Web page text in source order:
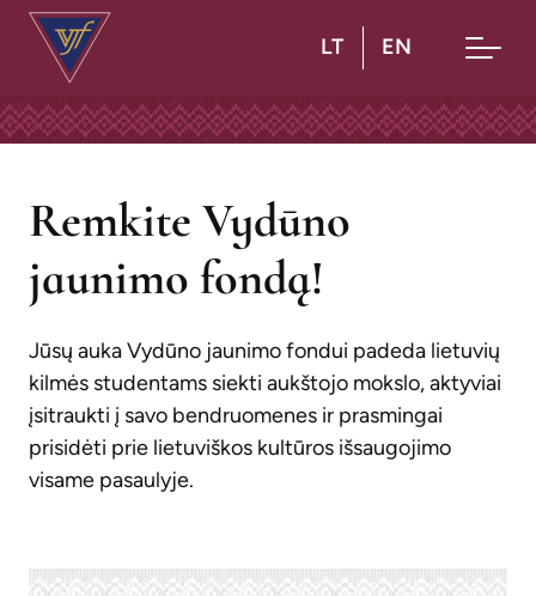
Pagrindinis
Apie mus
Kontaktai
LT EN
Remkite Vydūno
jaunimo fondą!
Jūsų auka Vydūno jaunimo fondui padeda lietuvių
kilmės studentams siekti aukštojo mokslo, aktyviai
įsitraukti į savo bendruomenes ir prasmingai
prisidėti prie lietuviškos kultūros išsaugojimo
visame pasaulyje.